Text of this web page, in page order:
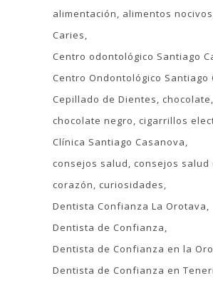
alimentación alimentos nocivos
Caries
Centro odontológico Santiago
Centro Ondontológico Santiago
Cepillado de Dientes
chocolate
chocolate negro
cigarrillos
Clínica Santiago Casanova
consejos salud
consejos salud
corazón
curiosidades
Dentista Confianza La Orotava
Dentista de Confianza
Dentista de Confianza en la
Dentista de Confianza en